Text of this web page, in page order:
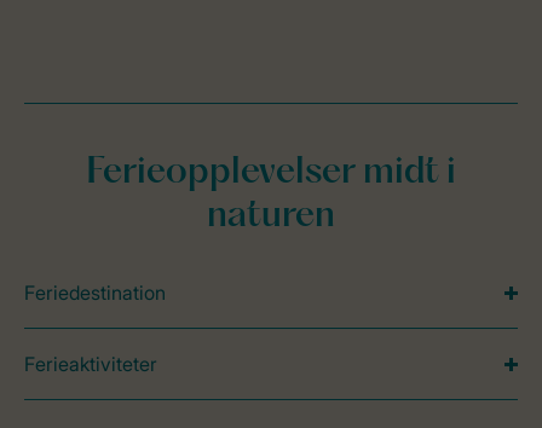
Ferieopplevelser midt i
naturen
Feriedestination
Ferieaktiviteter